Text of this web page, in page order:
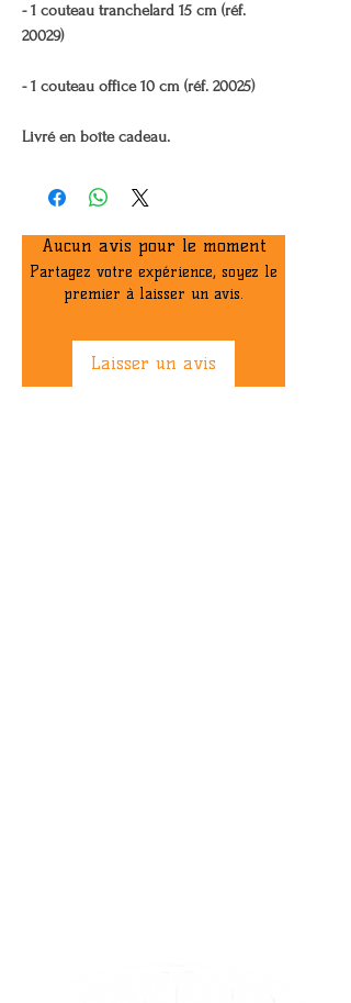
- 1 couteau tranchelard 15 cm (réf.
20029)
- 1 couteau office 10 cm (réf. 20025)
Livré en boîte cadeau.
Aucun avis pour le moment
Partagez votre expérience, soyez le
premier à laisser un avis.
Laisser un avis